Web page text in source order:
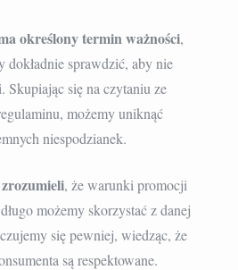
określony termin ważności,
sprawdzić, aby nie
Skupiając się na czytaniu ze
możemy uniknąć
niespodzianek.
, że warunki promocji
możemy skorzystać z danej
się pewniej, wiedząc, że
są respektowane.